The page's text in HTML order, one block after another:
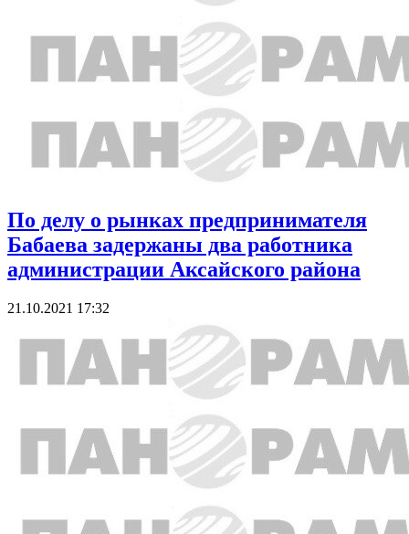
По делу о рынках предпринимателя
Бабаева задержаны два работника
администрации Аксайского района
21.10.2021 17:32